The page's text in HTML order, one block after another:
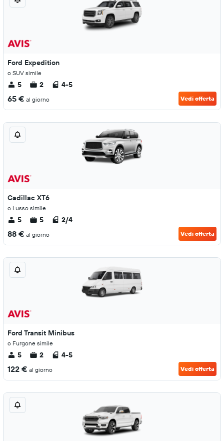
Ford Expedition
o SUV simile
5 2 4-5
65 € al giorno Vedi offerta
Cadillac XT6
o Lusso simile
5 5 2/4
88 € al giorno Vedi offerta
Ford Transit Minibus
o Furgone simile
5 2 4-5
122 € al giorno Vedi offerta